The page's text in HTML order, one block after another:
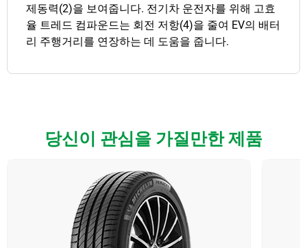
제동력(2)을 보여줍니다. 전기차 운전자를 위해 고효
율 트레드 컴파운드는 회전 저항(4)을 줄여 EV의 배터
리 주행거리를 연장하는 데 도움을 줍니다.
당신이 관심을 가질만한 제품